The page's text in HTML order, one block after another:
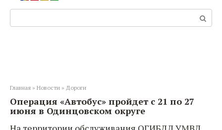
Главная » Новости » Дороги
Операция «Автобус» пройдет с 21 по 27
июня в Одинцовском округе